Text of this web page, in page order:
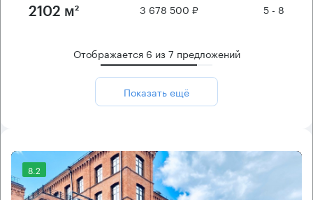
2102 м² 3 678 500 ₽ 5 - 8
Отображается 6 из7 предложений
Показать ещё
8.2